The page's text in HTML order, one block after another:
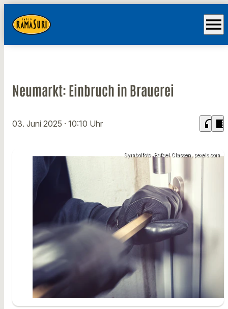
menu
Neumarkt: Einbruch in Brauerei
03. Juni 2025 · 10:10 Uhr headphones chrome_reader_mode
Symbolfoto: Rafael Classen, pexels.com